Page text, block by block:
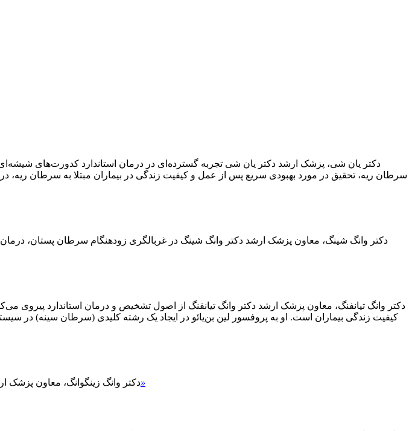
دکتر یان شی، پزشک ارشد دکتر یان شی تجربه گسترده‌ای در درمان استاندارد کدورت‌های
سرطان ریه، تحقیق در مورد بهبودی سریع پس از عمل و کیفیت زندگی در بیماران مبتلا به سرطان
دکتر وانگ شینگ، معاون پزشک ارشد دکتر وانگ شینگ در غربالگری زودهنگام سرطان پستان،
دکتر وانگ تیانفنگ، معاون پزشک ارشد دکتر وانگ تیانفنگ از اصول تشخیص و درمان استاندارد پیروی
کیفیت زندگی بیماران است. او به پروفسور لین بن‌یائو در ایجاد یک رشته کلیدی (سرطان سینه) در
دکتر وانگ زینگوانگ، معاون»